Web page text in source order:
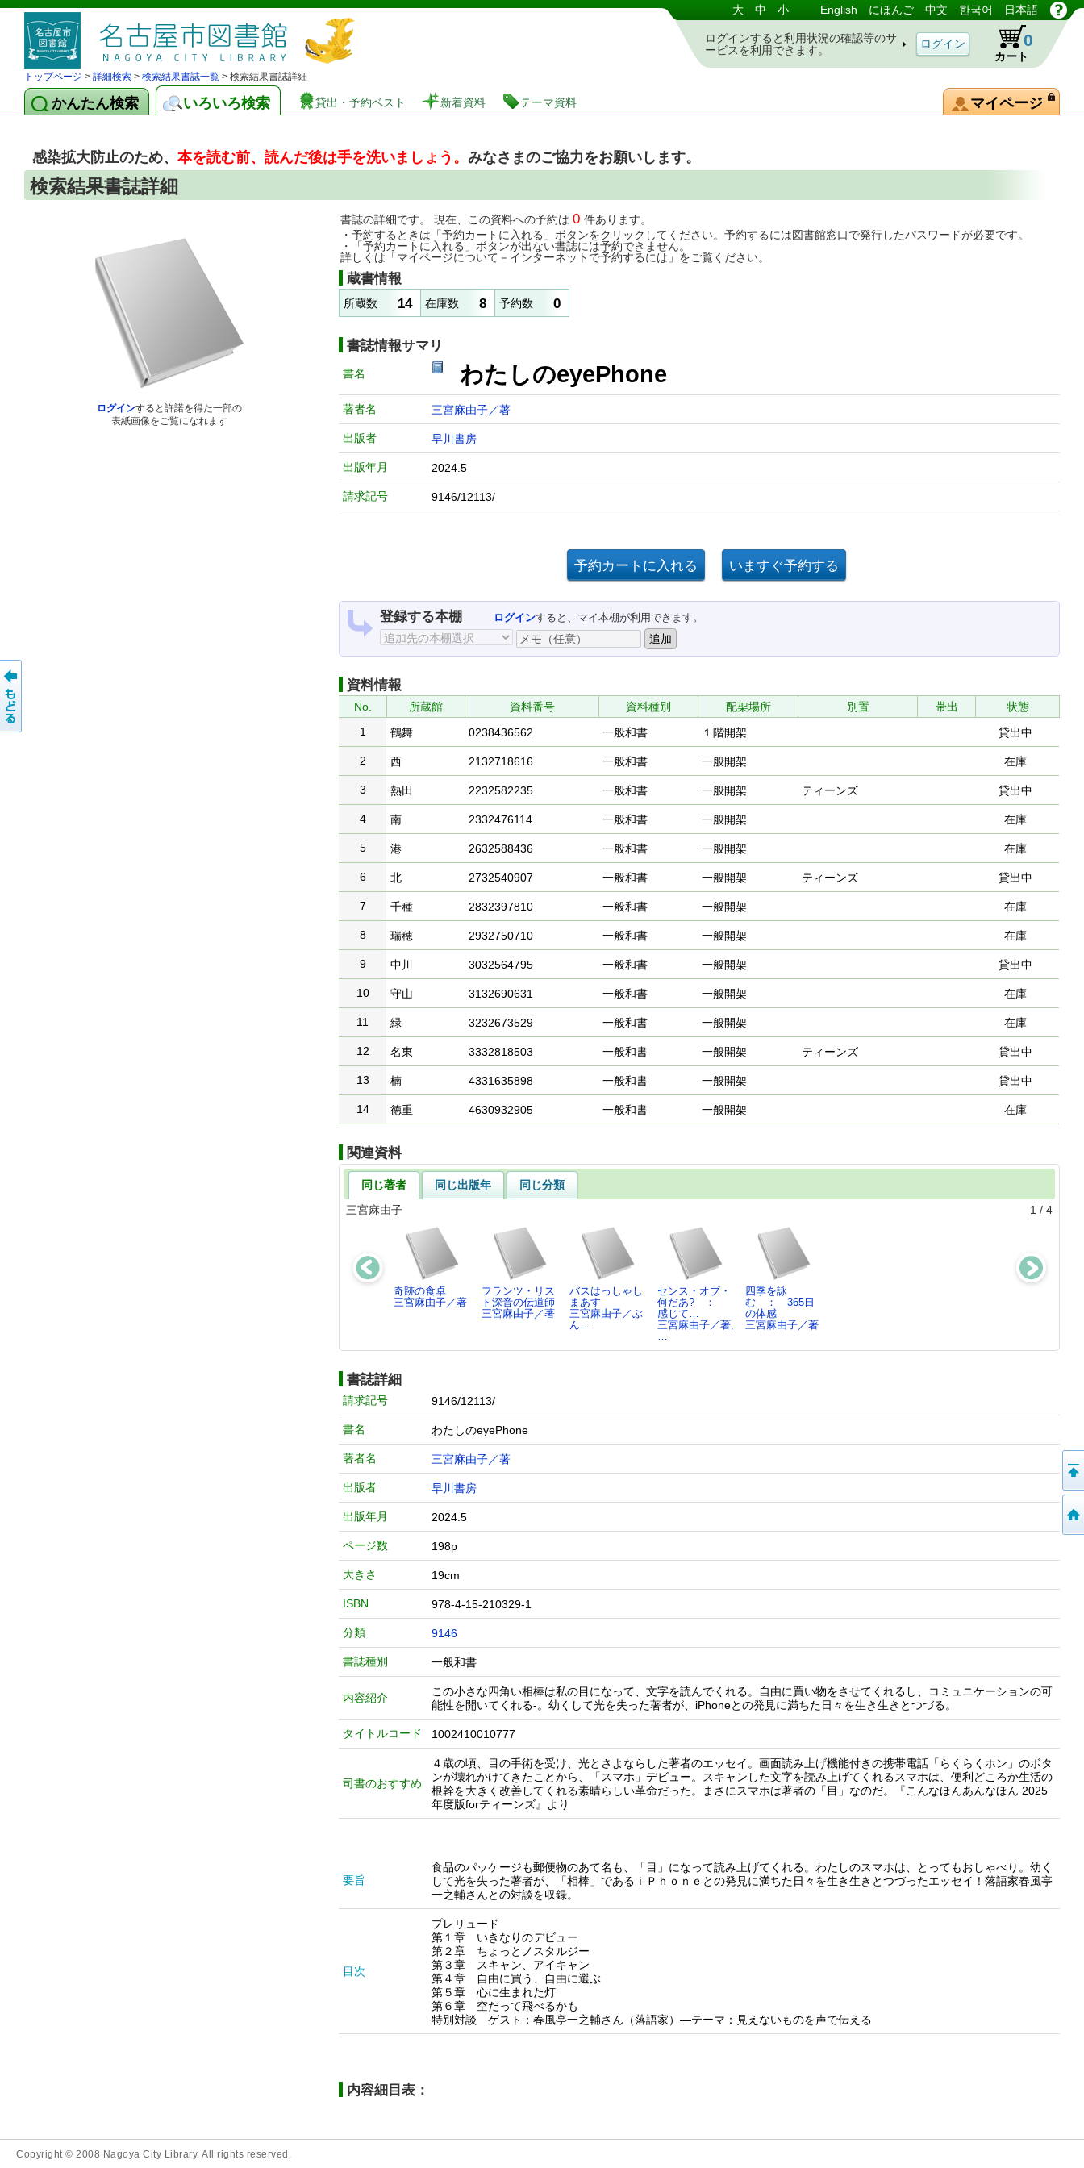
図書館 蔵書検索・予約システム 大 中 小 English にほんご 中文 한국어 日本語
ログインすると利用状況の確認等のサ
ービスを利用できます。
カート
0
トップページ > 詳細検索 > 検索結果書誌一覧 > 検索結果書誌詳細
かんたん検索 いろいろ検索 貸出・予約ベスト 新着資料 テーマ資料 マイページ
感染拡大防止のため、 本を読む前、読んだ後は手を洗いましょう。 みなさまのご協力をお願いします。
検索結果書誌詳細
ログインすると許諾を得た一部の
表紙画像をご覧になれます
書誌の詳細です。 現在、この資料への予約は 0 件あります。
・予約するときは「予約カートに入れる」ボタンをクリックしてください。予約するには図書館窓口で発行したパスワードが必要です。
・「予約カートに入れる」ボタンが出ない書誌には予約できません。
詳しくは「マイページについて－インターネットで予約するには」をご覧ください。
蔵書情報
所蔵数 14 在庫数 8 予約数 0
書誌情報サマリ
書名 わたしのeyePhone
著者名 三宮麻由子／著
出版者 早川書房
出版年月 2024.5
請求記号 9146/12113/
登録する本棚 ログインすると、マイ本棚が利用できます。
資料情報
No. 所蔵館 資料番号 資料種別 配架場所 別置 帯出
状態
1
鶴舞 0238436562 一般和書 １階開架 貸出中
2 西 2132718616 一般和書 一般開架 在庫
3 熱田 2232582235 一般和書 一般開架 ティーンズ 貸出中
4 南 2332476114 一般和書 一般開架 在庫
5 港 2632588436 一般和書 一般開架 在庫
6 北 2732540907 一般和書 一般開架 ティーンズ 貸出中
7 千種 2832397810 一般和書 一般開架 在庫
8 瑞穂 2932750710 一般和書 一般開架 在庫
9 中川 3032564795 一般和書 一般開架 貸出中
10 守山 3132690631 一般和書 一般開架 在庫
11 緑 3232673529 一般和書 一般開架 在庫
12 名東 3332818503 一般和書 一般開架 ティーンズ 貸出中
13 楠 4331635898 一般和書 一般開架 貸出中
14 徳重 4630932905 一般和書 一般開架 在庫
関連資料
同じ著者 同じ出版年
同じ分類
三宮麻由子
1 / 4
奇跡の食卓
三宮麻由子／著
フランツ・リス
ト深音の伝道師
三宮麻由子／著
バスはっしゃし
まあす
三宮麻由子／ぶ
ん…
センス・オブ・
何だあ? ：
感じて…
三宮麻由子／著,
…
四季を詠
む ： 365日
の体感
三宮麻由子／著
書誌詳細
請求記号 9146/12113/
書名 わたしのeyePhone
著者名 三宮麻由子／著
出版者 早川書房
出版年月 2024.5
ページ数 198p
大きさ 19cm
ISBN 978-4-15-210329-1
分類 9146
書誌種別 一般和書
内容紹介
この小さな四角い相棒は私の目になって、文字を読んでくれる。自由に買い物をさせてくれるし、コミュニケーションの可
能性を開いてくれる-。幼くして光を失った著者が、iPhoneとの発見に満ちた日々を生き生きとつづる。
タイトルコード 1002410010777
司書のおすすめ
４歳の頃、目の手術を受け、光とさよならした著者のエッセイ。画面読み上げ機能付きの携帯電話「らくらくホン」のボタ
ンが壊れかけてきたことから、「スマホ」デビュー。スキャンした文字を読み上げてくれるスマホは、便利どころか生活の
根幹を大きく改善してくれる素晴らしい革命だった。まさにスマホは著者の「目」なのだ。『こんなほんあんなほん 2025
年度版forティーンズ』より
要旨
食品のパッケージも郵便物のあて名も、「目」になって読み上げてくれる。わたしのスマホは、とってもおしゃべり。幼く
して光を失った著者が、「相棒」であるｉＰｈｏｎｅとの発見に満ちた日々を生き生きとつづったエッセイ！落語家春風亭
一之輔さんとの対談を収録。
目次
プレリュード
第１章 いきなりのデビュー
第２章 ちょっとノスタルジー
第３章 スキャン、アイキャン
第４章 自由に買う、自由に選ぶ
第５章 心に生まれた灯
第６章 空だって飛べるかも
特別対談 ゲスト：春風亭一之輔さん（落語家）―テーマ：見えないものを声で伝える
内容細目表：
Copyright © 2008 Nagoya City Library. All rights reserved.